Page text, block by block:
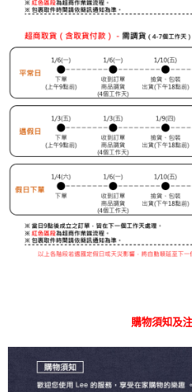
購物須知及